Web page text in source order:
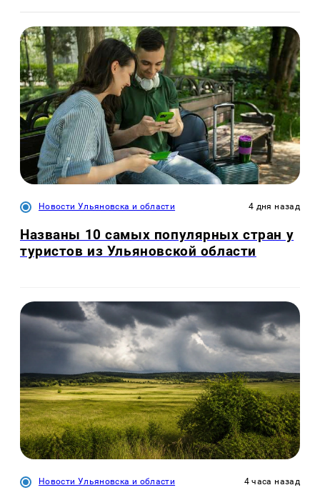
Новости Ульяновска и области 4 дня назад
Названы 10 самых популярных стран у
туристов из Ульяновской области
Новости Ульяновска и области 4 часа назад